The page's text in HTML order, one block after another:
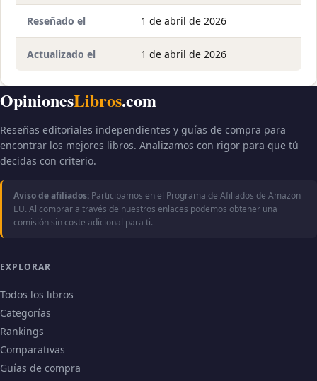
Reseñado el 1 de abril de 2026
Actualizado el 1 de abril de 2026
OpinionesLibros.com
Reseñas editoriales independientes y guías de compra para
encontrar los mejores libros. Analizamos con rigor para que tú
decidas con criterio.
Aviso de afiliados: Participamos en el Programa de Afiliados de Amazon
EU. Al comprar a través de nuestros enlaces podemos obtener una
comisión sin coste adicional para ti.
EXPLORAR
Todos los libros
Categorías
Rankings
Comparativas
Guías de compra